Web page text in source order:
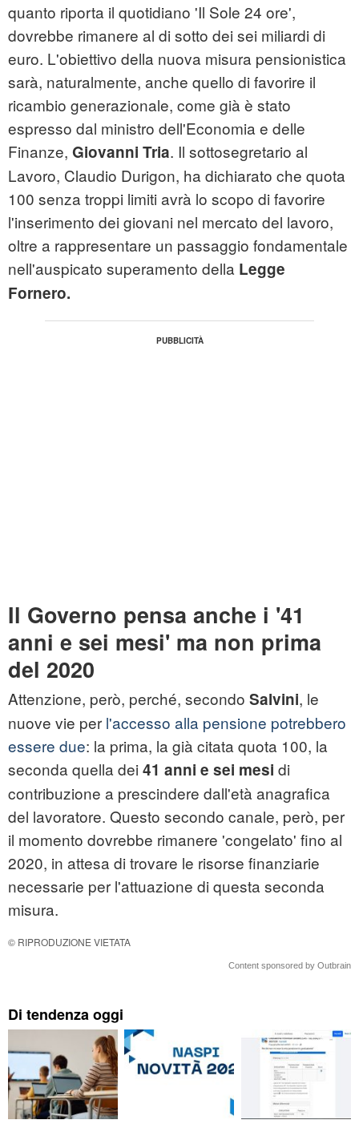
quanto riporta il quotidiano 'Il Sole 24 ore',
dovrebbe rimanere al di sotto dei sei miliardi di
euro. L'obiettivo della nuova misura pensionistica
sarà, naturalmente, anche quello di favorire il
ricambio generazionale, come già è stato
espresso dal ministro dell'Economia e delle
Finanze, Giovanni Tria. Il sottosegretario al
Lavoro, Claudio Durigon, ha dichiarato che quota
100 senza troppi limiti avrà lo scopo di favorire
l'inserimento dei giovani nel mercato del lavoro,
oltre a rappresentare un passaggio fondamentale
nell'auspicato superamento della Legge
Fornero.
Il Governo pensa anche i '41
anni e sei mesi' ma non prima
del 2020
Attenzione, però, perché, secondo Salvini, le
nuove vie per l'accesso alla pensione potrebbero
essere due: la prima, la già citata quota 100, la
seconda quella dei 41 anni e sei mesi di
contribuzione a prescindere dall'età anagrafica
del lavoratore. Questo secondo canale, però, per
il momento dovrebbe rimanere 'congelato' fino al
2020, in attesa di trovare le risorse finanziarie
necessarie per l'attuazione di questa seconda
misura.
© RIPRODUZIONE VIETATA
Content sponsored by Outbrain
Di tendenza oggi